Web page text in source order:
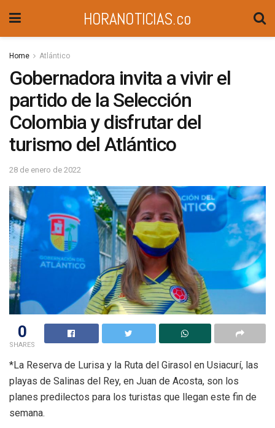
HORANOTICIAS.co
Home Atlántico
Gobernadora invita a vivir el
partido de la Selección
Colombia y disfrutar del
turismo del Atlántico
28 de enero de 2022
0
SHARES
*La Reserva de Lurisa y la Ruta del Girasol en Usiacurí, las
playas de Salinas del Rey, en Juan de Acosta, son los
planes predilectos para los turistas que llegan este fin de
semana.